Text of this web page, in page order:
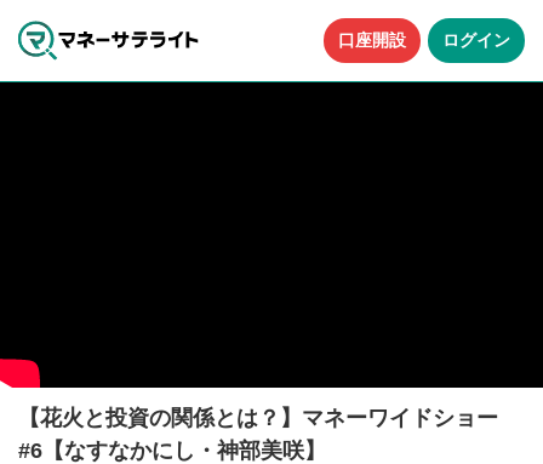
口座開設 ログイン
【花火と投資の関係とは？】マネーワイドショー
#6【なすなかにし・神部美咲】